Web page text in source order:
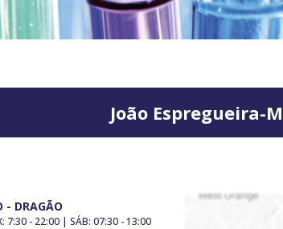
João Espregueira-
- DRAGÃO
7:30 - 22:00 | SÁB: 07:30 - 13:00